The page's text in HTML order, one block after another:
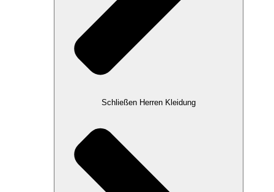
Schließen Herren Kleidung